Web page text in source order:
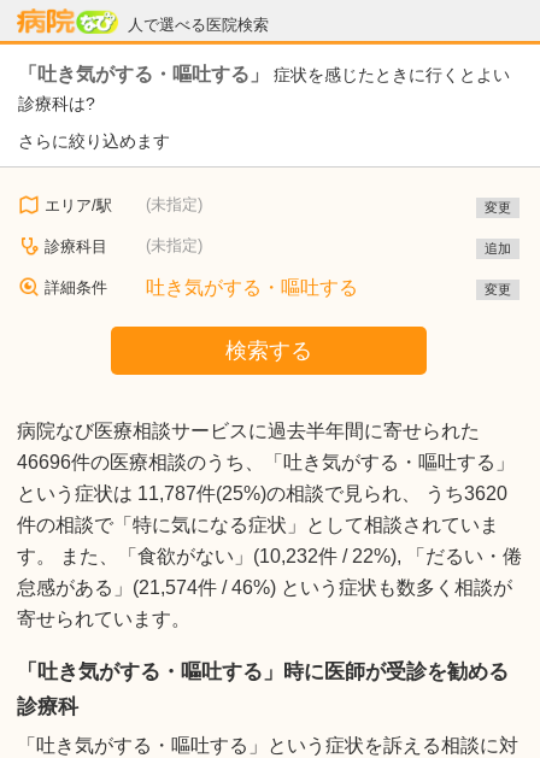
人で選べる医院検索
病院なび
「吐き気がする・嘔吐する」
症状を感じたときに行くとよい
診療科は?
さらに絞り込めます
エリア/駅 (未指定) 変更
診療科目 (未指定) 追加
詳細条件 吐き気がする・嘔吐する 変更
検索する
病院なび医療相談サービスに過去半年間に寄せられた
46696件の医療相談のうち、「吐き気がする・嘔吐する」
という症状は 11,787件(25%)の相談で見られ、 うち3620
件の相談で「特に気になる症状」として相談されていま
す。 また、「食欲がない」(10,232件 / 22%), 「だるい・倦
怠感がある」(21,574件 / 46%) という症状も数多く相談が
寄せられています。
「吐き気がする・嘔吐する」時に医師が受診を勧める
診療科
「吐き気がする・嘔吐する」という症状を訴える相談に対